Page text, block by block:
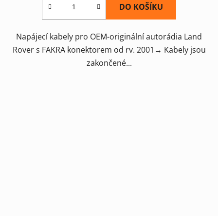
DO KOŠÍKU
Napájecí kabely pro OEM-originální autorádia Land
Rover s FAKRA konektorem od rv. 2001→ Kabely jsou
zakončené...